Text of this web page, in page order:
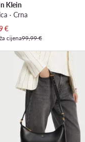
Klein
· Crna
cijena
€
cijena99,99 €